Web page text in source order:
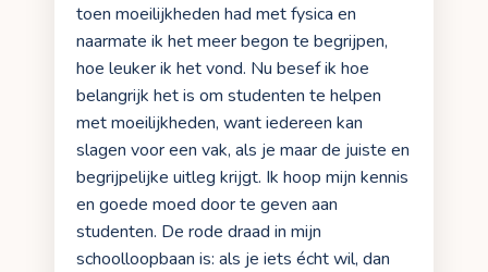
toen moeilijkheden had met fysica en
naarmate ik het meer begon te begrijpen,
hoe leuker ik het vond. Nu besef ik hoe
belangrijk het is om studenten te helpen
met moeilijkheden, want iedereen kan
slagen voor een vak, als je maar de juiste en
begrijpelijke uitleg krijgt. Ik hoop mijn kennis
en goede moed door te geven aan
studenten. De rode draad in mijn
schoolloopbaan is: als je iets écht wil, dan